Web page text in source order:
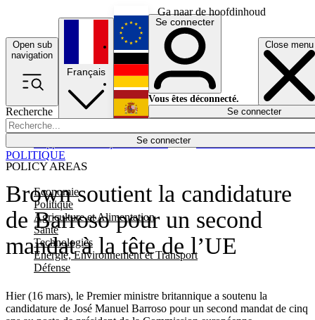
Ga naar de hoofdinhoud
Open sub
navigation
Close menu
Recherche
Se connecter
POLICY AREAS
Economie
Politique
Agriculture et Alimentation
Santé
Technologies
Energie, Environnement et Transport
Défense
Économie
Français
English
Deutsch
Español
Se connecter
Vous êtes déconnecté.
Se connecter
Brown soutient la candidature
de Barroso pour un second
mandat à la tête de l’UE
Hier (16 mars), le Premier ministre britannique a soutenu la
candidature de José Manuel Barroso pour un second mandat de cinq
POLITIQUE